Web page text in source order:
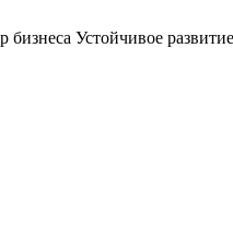
бизнеса Устойчивое развитие